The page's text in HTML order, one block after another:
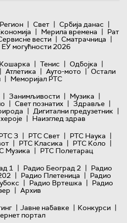
Регион | Свет | Србија данас |
| Мерила времена | Рат
вести | Сматрачница |
ЕУ могућности 2026
Кошарка | Тенис | Одбојка |
| Атлетика | Ауто-мото | Остали
| Меморијал РТС
| Занимљивости | Музика |
| Свет познатих | Здравље |
| Дигитални предузетник |
| Наизглед здрав
3 | РТС Свет | РТС Наука |
| РТС Класика | РТС Коло |
Музика | РТС Полетарац
1 | Радио Београд 2 | Радио
| Радио Плетеница | Радио
| Радио Вртешка | Радио
| Архив
| Јавне набавке | Конкурси |
портал